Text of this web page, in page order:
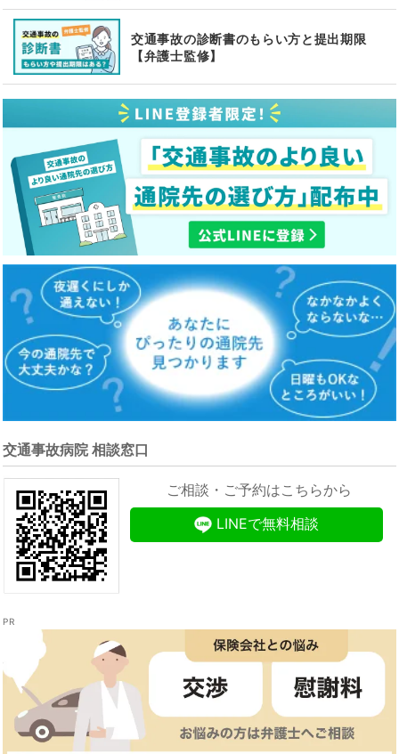
交通事故の診断書のもらい方と提出期限
【弁護士監修】
交通事故病院 相談窓口
ご相談・ご予約はこちらから
LINEで無料相談